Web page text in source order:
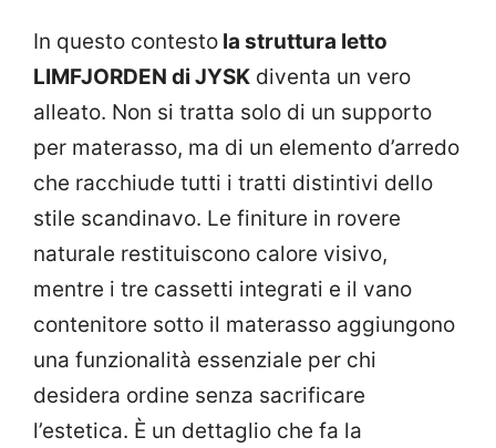
In questo contesto la struttura letto
LIMFJORDEN di JYSK diventa un vero
alleato. Non si tratta solo di un supporto
per materasso, ma di un elemento d’arredo
che racchiude tutti i tratti distintivi dello
stile scandinavo. Le finiture in rovere
naturale restituiscono calore visivo,
mentre i tre cassetti integrati e il vano
contenitore sotto il materasso aggiungono
una funzionalità essenziale per chi
desidera ordine senza sacrificare
l’estetica. È un dettaglio che fa la